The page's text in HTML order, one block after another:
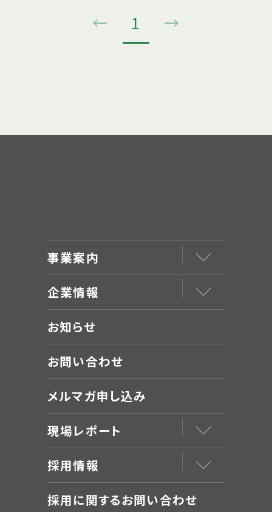
← 1 →
事業案内
企業情報
お知らせ
お問い合わせ
メルマガ申し込み
現場レポート
採用情報
採用に関するお問い合わせ